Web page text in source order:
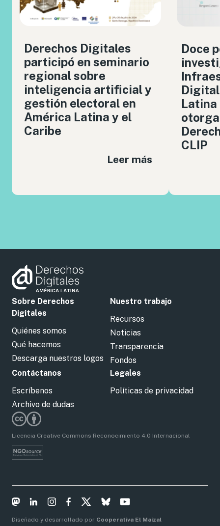
Derechos Digitales
participó en seminario
regional sobre
inteligencia artificial y
gestión electoral en
América Latina y el
Caribe
Leer más
Doce
Latina
CLIP
Sobre Derechos
Digitales
Quiénes somos
Qué hacemos
Descarga nuestros logos
Nuestro trabajo
Recursos
Noticias
Transparencia
Fondos
Contáctanos
Escríbenos
Archivo de dudas
Legales
Políticas de privacidad
Licencia Creative Commons Reconocimiento 4.0 Internacional
Diseñado y desarrollado por Cooperativa El Maizal